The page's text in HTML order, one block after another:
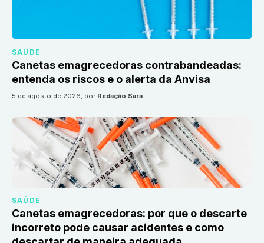
SAÚDE
Canetas emagrecedoras contrabandeadas:
entenda os riscos e o alerta da Anvisa
5 de agosto de 2026, por Redação Sara
SAÚDE
Canetas emagrecedoras: por que o descarte
incorreto pode causar acidentes e como